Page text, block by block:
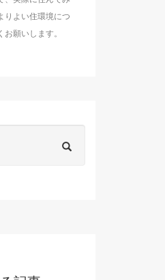
りよい住環境につ
願いします。